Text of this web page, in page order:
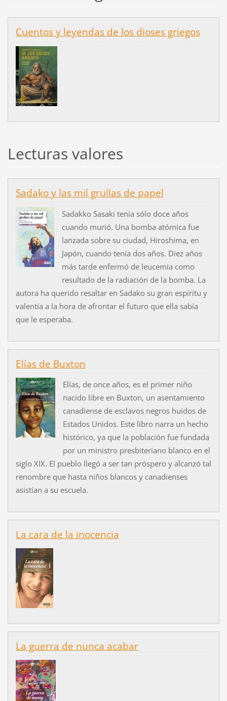
Cuentos y leyendas de los dioses griegos
Lecturas valores
Sadako y las mil grullas de papel
Sadakko Sasaki tenía sólo doce años
cuando murió. Una bomba atómica fue
lanzada sobre su ciudad, Hiroshima, en
Japón, cuando tenía dos años. Diez años
más tarde enfermó de leucemia como
resultado de la radiación de la bomba. La
autora ha querido resaltar en Sadako su gran espíritu y
valentía a la hora de afrontar el futuro que ella sabía
que le esperaba.
Elías de Buxton
Elías, de once años, es el primer niño
nacido libre en Buxton, un asentamiento
canadiense de esclavos negros huidos de
Estados Unidos. Este libro narra un hecho
histórico, ya que la población fue fundada
por un ministro presbiteriano blanco en el
siglo XIX. El pueblo llegó a ser tan próspero y alcanzó tal
renombre que hasta niños blancos y canadienses
asistían a su escuela.
La cara de la inocencia
La guerra de nunca acabar